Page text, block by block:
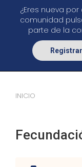
¿Eres nueva
comunidad
parte de la
INICIO